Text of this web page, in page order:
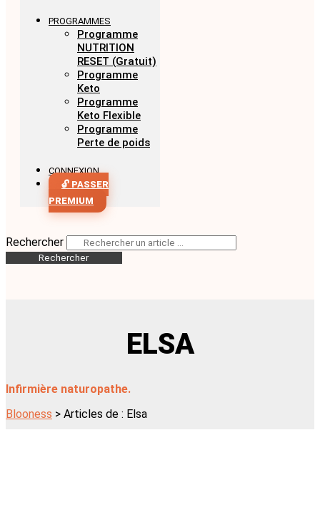
PROGRAMMES
Programme
NUTRITION
RESET (Gratuit)
Programme
Keto
Programme
Keto Flexible
Programme
Perte de poids
CONNEXION
🔓 PASSER
PREMIUM
Rechercher
Rechercher
ELSA
Infirmière naturopathe.
Blooness > Articles de : Elsa